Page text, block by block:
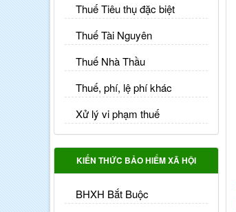
Thuế Tiêu thụ đặc biệt
Thuế Tài Nguyên
Thuế Nhà Thầu
Thuế, phí, lệ phí khác
Xử lý vi phạm thuế
KIẾN THỨC BẢO HIỂM XÃ HỘI
BHXH Bắt Buộc